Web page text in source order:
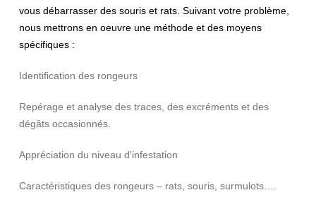
vous débarrasser des souris et rats. Suivant votre problème,
nous mettrons en oeuvre une méthode et des moyens
spécifiques :
Identification des rongeurs
Repérage et analyse des traces, des excréments et des
dégâts occasionnés.
Appréciation du niveau d'infestation
Caractéristiques des rongeurs – rats, souris, surmulots….